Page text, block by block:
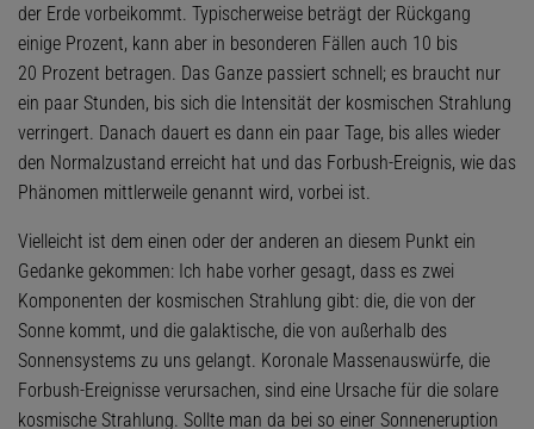
der Erde vorbeikommt. Typischerweise beträgt der Rückgang
einige Prozent, kann aber in besonderen Fällen auch 10 bis
20 Prozent betragen. Das Ganze passiert schnell; es braucht nur
ein paar Stunden, bis sich die Intensität der kosmischen Strahlung
verringert. Danach dauert es dann ein paar Tage, bis alles wieder
den Normalzustand erreicht hat und das Forbush-Ereignis, wie das
Phänomen mittlerweile genannt wird, vorbei ist.
Vielleicht ist dem einen oder der anderen an diesem Punkt ein
Gedanke gekommen: Ich habe vorher gesagt, dass es zwei
Komponenten der kosmischen Strahlung gibt: die, die von der
Sonne kommt, und die galaktische, die von außerhalb des
Sonnensystems zu uns gelangt. Koronale Massenauswürfe, die
Forbush-Ereignisse verursachen, sind eine Ursache für die solare
kosmische Strahlung. Sollte man da bei so einer Sonneneruption